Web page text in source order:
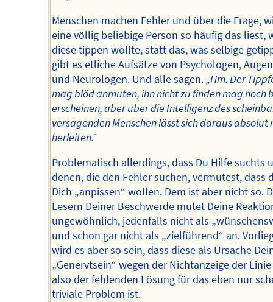
Menschen machen Fehler und über die Frage,
eine völlig beliebige Person so häufig das liest,
diese tippen wollte, statt das, was selbige
gibt es etliche Aufsätze von Psychologen,
und Neurologen. Und alle sagen.„Hm. Der
mag blöd anmuten, ihn nicht zu finden mag noch
erscheinen, aber über die Intelligenz des
versagenden Menschen lässt sich daraus absolut
herleiten.“
Problematisch allerdings, dass Du Hilfe suchts
denen, die den Fehler suchen, vermutest, dass
Dich „anpissen“ wollen. Dem ist aber nicht so.
Lesern Deiner Beschwerde mutet Deine
ungewöhnlich, jedenfalls nicht als
und schon gar nicht als „zielführend“ an.
wird es aber so sein, dass diese als Ursache
„Genervtsein“ wegen der Nichtanzeige der
also der fehlenden Lösung für das eben nur
triviale Problem ist.